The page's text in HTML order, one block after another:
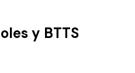
y BTTS